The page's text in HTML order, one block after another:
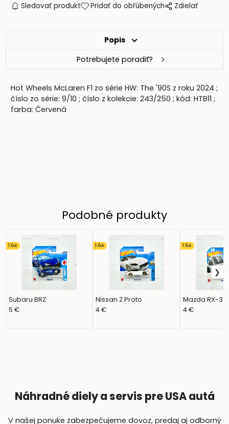
Sledovať produkt Pridať do obľúbených Zdielať
Popis
Potrebujete poradiť?
Hot Wheels McLaren F1 zo série HW: The '90S z roku 2024 ;
číslo zo série: 9/10 ; číslo z kolekcie: 243/250 ; kód: HTB11 ;
farba: Červená
Podobné produkty
Subaru BRZ
1:64
5 €
Nissan Z Proto
1:64
4 €
Mazda RX-3
1:64
4 €
Náhradné diely a servis pre USA autá
V našej ponuke zabezpečujeme dovoz, predaj aj odborný